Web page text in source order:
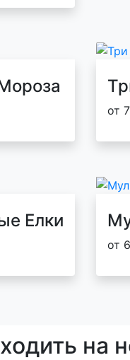
от
Елки
от
на